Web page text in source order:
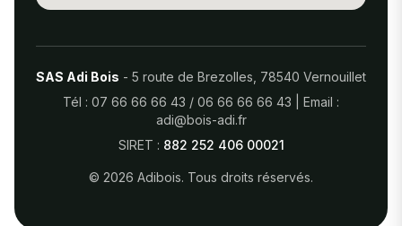
SAS Adi Bois - 5 route de Brezolles, 78540 Vernouillet
Tél : 07 66 66 66 43 / 06 66 66 66 43 | Email :
adi@bois-adi.fr
SIRET : 882 252 406 00021
© 2026 Adibois. Tous droits réservés.